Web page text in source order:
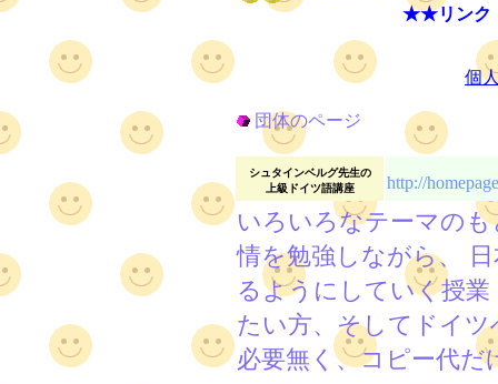
★★リンク
個
団体のページ
シュタインベルグ先生の
上級ドイツ語講座
http://
いろいろなテーマの
情を勉強しながら、
るようにしていく授
たい方、そしてドイ
必要無く、コピー代